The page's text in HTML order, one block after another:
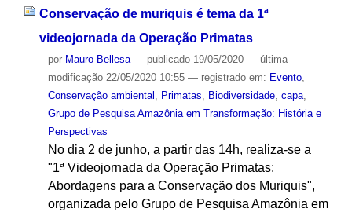
Conservação de muriquis é tema da 1ª
videojornada da Operação Primatas
por Mauro Bellesa — publicado19/05/2020 — última
modificação22/05/2020 10:55 — registrado em: Evento,
Conservação ambiental , Primatas, Biodiversidade, capa,
Grupo de Pesquisa Amazônia em Transformação: História e
Perspectivas
No dia 2 de junho, a partir das 14h, realiza-se a
"1ª Videojornada da Operação Primatas:
Abordagens para a Conservação dos Muriquis",
organizada pelo Grupo de Pesquisa Amazônia em